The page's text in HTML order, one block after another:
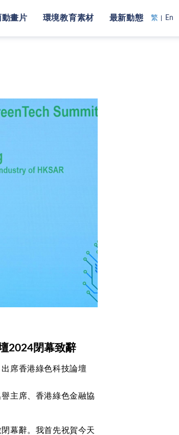
動畫片 環境教育素材 最新動態 繁 En
2024閉幕致辭
席香港綠色科技論壇
主席、香港綠色金融協
幕辭。我首先祝賀今天